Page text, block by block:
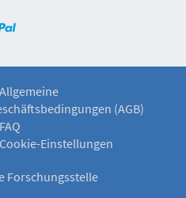
Allgemeine
(AGB)
FAQ
Cookie-Einstellungen
Forschungsstelle